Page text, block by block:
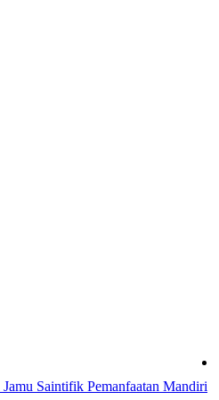
Jamu Saintifik Pemanfaatan Mandiri